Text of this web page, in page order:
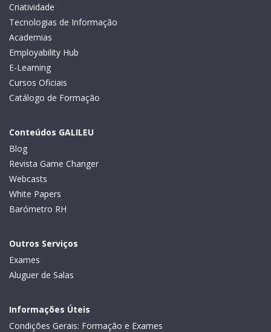
Criatividade
Tecnologias de Informação
Academias
Employability Hub
E-Learning
Cursos Oficiais
Catálogo de Formação
Conteúdos GALILEU
Blog
Revista Game Changer
Webcasts
White Papers
Barómetro RH
Outros Serviços
Exames
Aluguer de Salas
Informações Úteis
Condições Gerais: Formação e Exames